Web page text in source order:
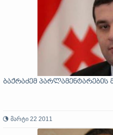
ბაქრაძემ პარლამენტარების
მარტი 22 2011